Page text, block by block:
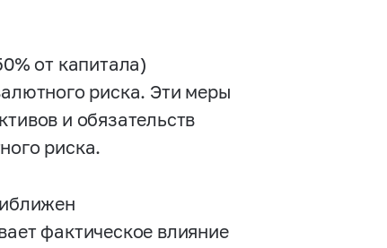
от капитала)
риска. Эти меры
и обязательств
риска.
фактическое влияние